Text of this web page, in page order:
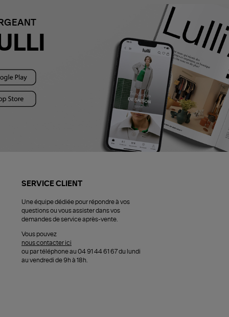
SERVICE CLIENT
Une équipe dédiée pour répondre à vos
questions ou vous assister dans vos
demandes de service après-vente.
Vous pouvez
nous contacter ici
ou par téléphone au 04 91 44 61 67 du lundi
au vendredi de 9h à 18h.